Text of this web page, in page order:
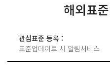
해외표
관심표준 등록 :
표준업데이트 시 알림서비스